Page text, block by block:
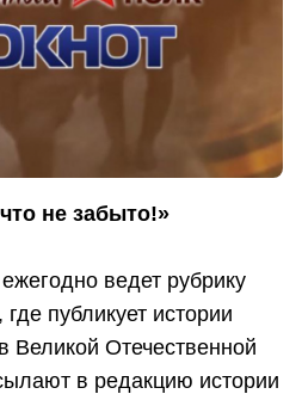
не забыто!»
ведет рубрику
публикует истории
Великой Отечественной
в редакцию истории